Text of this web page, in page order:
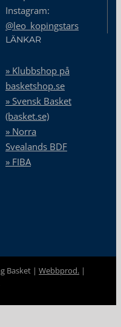
Instagram:
@leo_kopingstars
LÄNKAR
» Klubbshop på
basketshop.se
» Svensk Basket
(basket.se)
» Norra
Svealands BDF
» FIBA
Basket | Webbprod. |